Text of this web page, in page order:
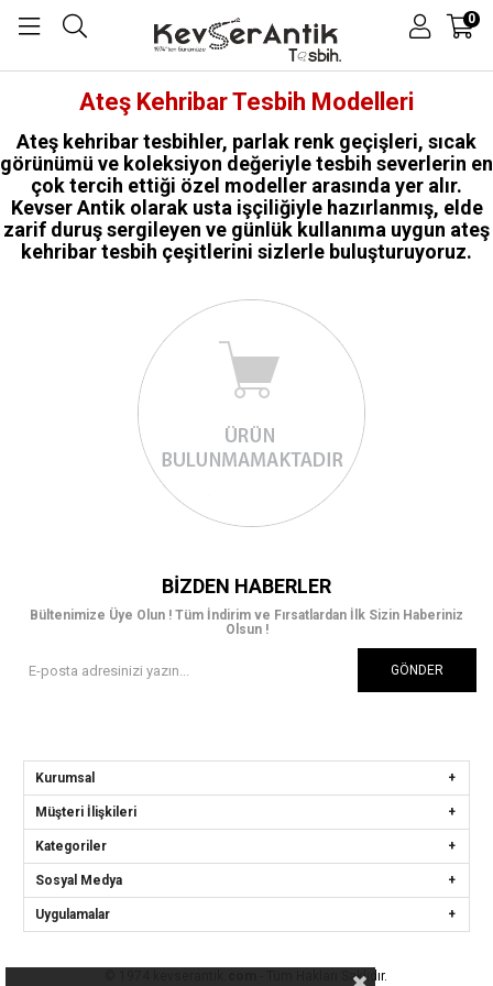
0
Ateş Kehribar Tesbih Modelleri
Ateş kehribar tesbihler, parlak renk geçişleri, sıcak
görünümü ve koleksiyon değeriyle tesbih severlerin en
çok tercih ettiği özel modeller arasında yer alır.
Kevser Antik olarak usta işçiliğiyle hazırlanmış, elde
zarif duruş sergileyen ve günlük kullanıma uygun ateş
kehribar tesbih çeşitlerini sizlerle buluşturuyoruz.
BIZDEN HABERLER
Bültenimize Üye Olun ! Tüm İndirim ve Fırsatlardan İlk Sizin Haberiniz
Olsun !
GÖNDER
Kurumsal
Müşteri İlişkileri
Kategoriler
Sosyal Medya
Uygulamalar
- Tüm Hakları Saklıdır.